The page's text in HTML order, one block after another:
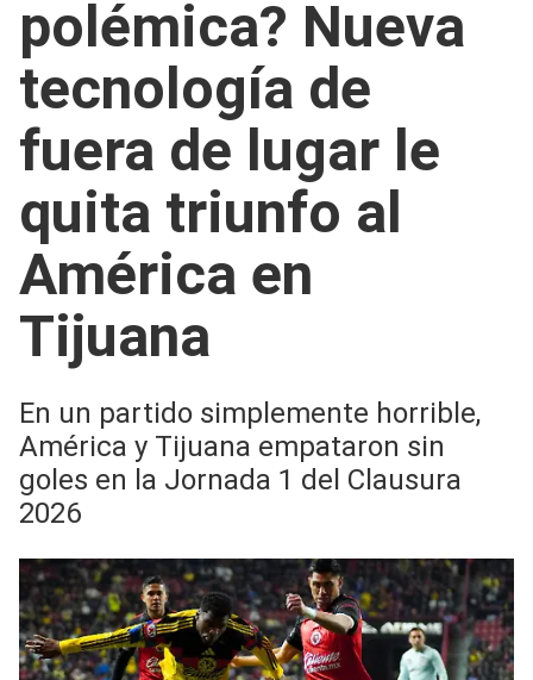
polémica? Nueva
tecnología de
fuera de lugar le
quita triunfo al
América en
Tijuana
En un partido simplemente horrible,
América y Tijuana empataron sin
goles en la Jornada 1 del Clausura
2026